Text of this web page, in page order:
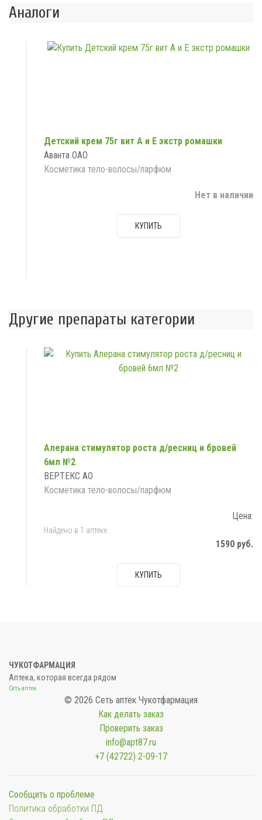
Аналоги
Детский крем 75г вит А и Е экстр ромашки
Аванта ОАО
Косметика тело-волосы/парфюм
Нет в наличии
КУПИТЬ
Другие препараты категории
Алерана стимулятор роста д/ресниц и бровей
6мл №2
ВЕРТЕКС АО
Косметика тело-волосы/парфюм
Цена:
Найдено в 1 аптеке
1590 руб.
КУПИТЬ
ЧУКОТФАРМАЦИЯ
Аптека, которая всегда рядом
Сеть аптек
© 2026 Сеть аптек Чукотфармация
Как делать заказ
Проверить заказ
info@apt87.ru
+7 (42722) 2-09-17
Сообщить о проблеме
Политика обработки ПД